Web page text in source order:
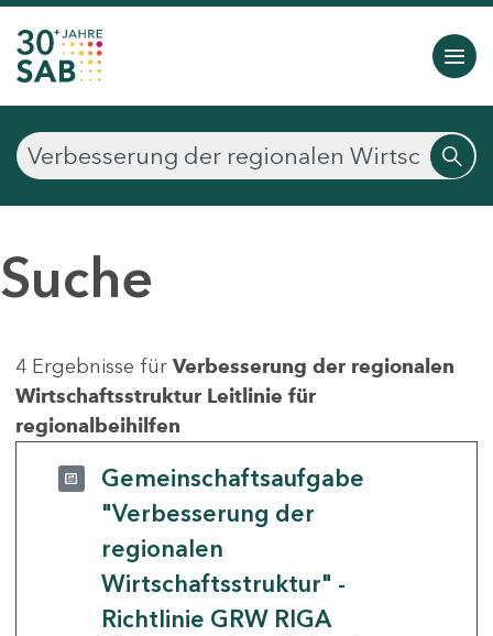
Suche
4 Ergebnisse für Verbesserung der regionalen
Wirtschaftsstruktur Leitlinie für
regionalbeihilfen
Gemeinschaftsaufgabe
"Verbesserung der
regionalen
Wirtschaftsstruktur" -
Richtlinie GRW RIGA